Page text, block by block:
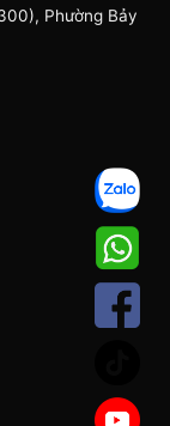
Phường Bảy